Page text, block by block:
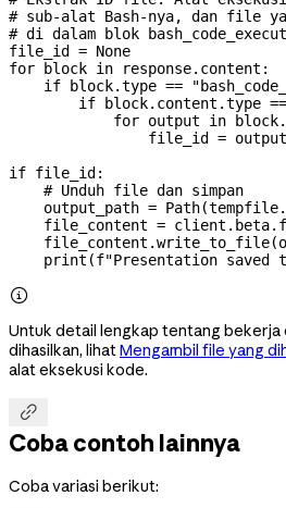
# sub-alat Bash-nya, dan file
# di dalam blok
file_id = None
for block in response.content:
    if
block.type ==
        if
block.content.type ==
            for
output in
                file_id
=
if file_id:
    # Unduh file dan simpan
    output_path
=
    file_content
=
    print
(f"Presentation saved

Untuk detail lengkap tentang bekerja
dihasilkan, lihatMengambil file yang
alat eksekusi kode.

Coba contoh lainnya
Coba variasi berikut: